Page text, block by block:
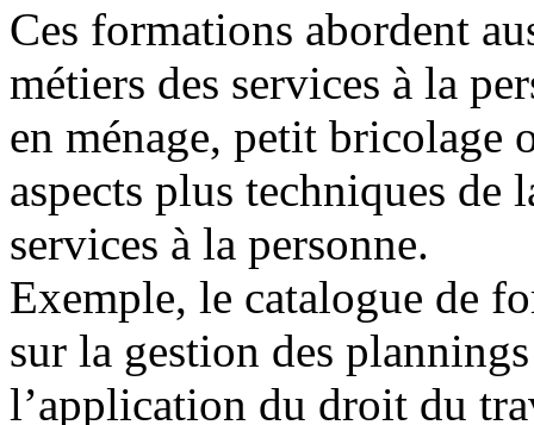
Ces formations abordent
métiers des services à la
en ménage, petit bricolage
aspects plus techniques de
services à la personne.
Exemple, le catalogue de
sur la gestion des
l’application du droit du